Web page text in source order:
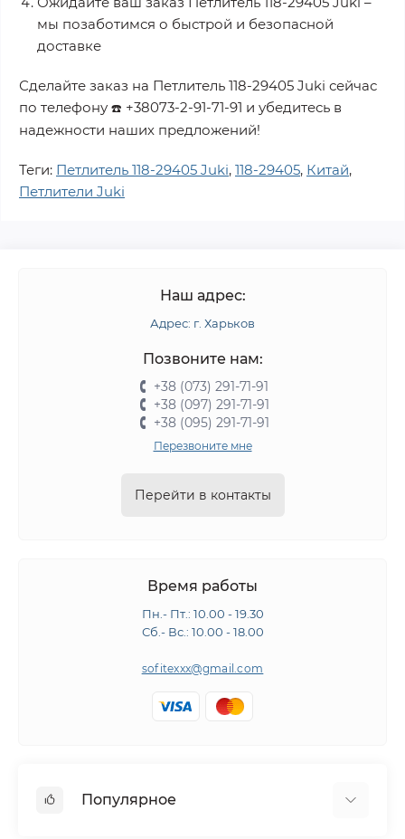
мы позаботимся о быстрой и безопасной
доставке
Сделайте заказ на Петлитель 118-29405 Juki сейчас
по телефону ☎️ +38073-2-91-71-91 и убедитесь в
надежности наших предложений!
Теги: Петлитель 118-29405 Juki, 118-29405, Китай,
Петлители Juki
Наш адрес:
Адрес: г. Харьков
Позвоните нам:
+38 (073) 291-71-91
+38 (097) 291-71-91
+38 (095) 291-71-91
Перезвоните мне
Перейти в контакты
Время работы
Пн.- Пт.: 10.00 - 19.30
Сб.- Вс.: 10.00 - 18.00
sofitexxx@gmail.com
Популярное